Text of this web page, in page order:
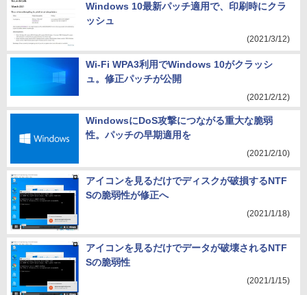
Windows 10最新パッチ適用で、印刷時にクラ
ッシュ
(2021/3/12)
Wi-Fi WPA3利用でWindows 10がクラッシ
ュ。修正パッチが公開
(2021/2/12)
WindowsにDoS攻撃につながる重大な脆弱
性。パッチの早期適用を
(2021/2/10)
アイコンを見るだけでディスクが破損するNTF
Sの脆弱性が修正へ
(2021/1/18)
アイコンを見るだけでデータが破壊されるNTF
Sの脆弱性
(2021/1/15)